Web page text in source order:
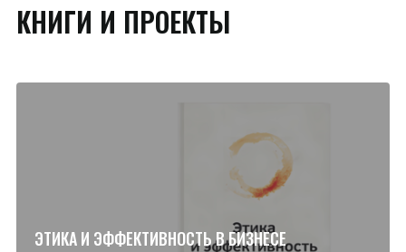
КНИГИ И ПРОЕКТЫ
ЭТИКА И ЭФФЕКТИВНОСТЬ В БИЗНЕСЕ